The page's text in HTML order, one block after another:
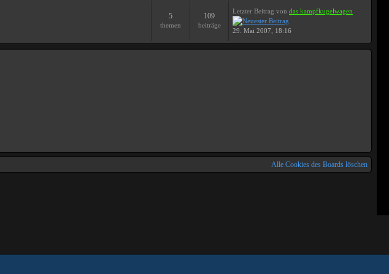
5
themen
109
beiträge
Letzter Beitrag von das kampfkugelwagen
29. Mai 2007, 18:16
Alle Cookies des Boards löschen